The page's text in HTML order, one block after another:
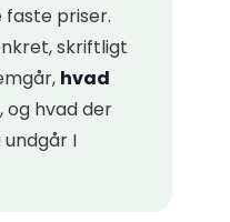
priser.
skriftligt
hvad
, og hvad der
I